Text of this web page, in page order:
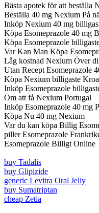
Bästa apotek för att beställa
Beställa 40 mg Nexium På
Inköp Nexium 40 mg
Köpa Esomeprazole 40 mg
Köpa Esomeprazole
Var Kan Man Köpa
Låg kostnad Nexium Över
Utan Recept Esomeprazole
Köpa Nexium billigaste
Inköp Esomeprazole
Om att få Nexium Portugal
Inköp Esomeprazole 40 mg
Köpa Nu 40 mg Nexium
Var du kan köpa Billig
piller Esomeprazole
Esomeprazole Billigt Online
buy Tadalis
buy Glipizide
generic Levitra Oral Jelly
buy Sumatriptan
cheap Zetia